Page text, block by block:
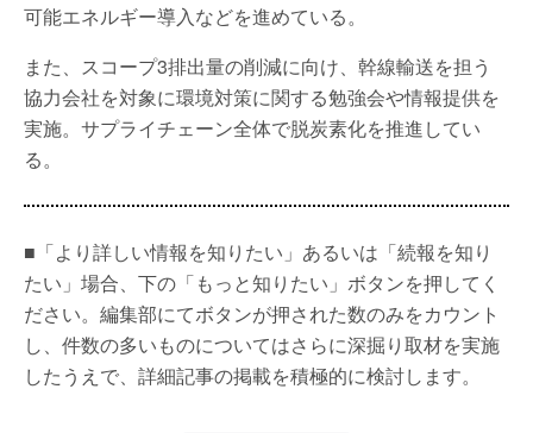
可能エネルギー導入などを進めている。
また、スコープ3排出量の削減に向け、幹線輸送を担う
協力会社を対象に環境対策に関する勉強会や情報提供を
実施。サプライチェーン全体で脱炭素化を推進してい
る。
■「より詳しい情報を知りたい」あるいは「続報を知り
たい」場合、下の「もっと知りたい」ボタンを押してく
ださい。編集部にてボタンが押された数のみをカウント
し、件数の多いものについてはさらに深掘り取材を実施
したうえで、詳細記事の掲載を積極的に検討します。